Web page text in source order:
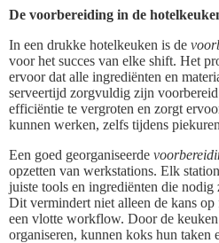
De voorbereiding in de
In een drukke hotelkeuken is de
voor het succes van elke shift. Het
ervoor dat alle ingrediënten en
serveertijd zorgvuldig zijn
efficiëntie te vergroten en zorgt
kunnen werken, zelfs tijdens
Een goed georganiseerde
opzetten van werkstations. Elk
juiste tools en ingrediënten die nodig
Dit vermindert niet alleen de kans
een vlotte workflow. Door de
organiseren, kunnen koks hun taken